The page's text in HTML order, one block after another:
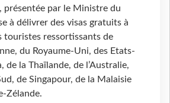
présentée par le Ministre du
à délivrer des visas gratuits à
touristes ressortissants de
du Royaume-Uni, des Etats-
de la Thaïlande, de l’Australie,
de Singapour, de la Malaisie
Zélande.